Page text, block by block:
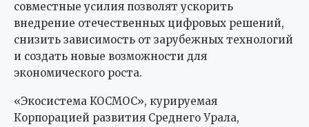
совместные усилия позволят ускорить
внедрение отечественных цифровых решений,
снизить зависимость от зарубежных технологий
и создать новые возможности для
экономического роста.
«Экосистема КОСМОС», курируемая
Корпорацией развития Среднего Урала,